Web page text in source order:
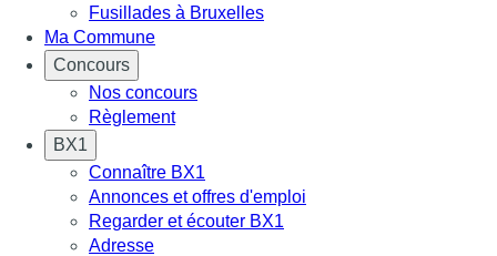
Fusillades à Bruxelles
Ma Commune
Concours
Nos concours
Règlement
BX1
Connaître BX1
Annonces et offres d'emploi
Regarder et écouter BX1
Adresse